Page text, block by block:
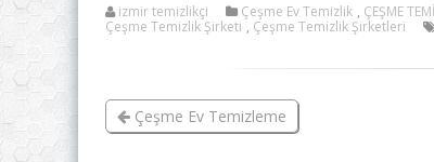
izmir temizlikçi Çeşme Ev Temizlik , ÇEŞME
Çeşme Temizlik Şirketi , Çeşme Temizlik Şirketleri
Çeşme Ev Temizleme